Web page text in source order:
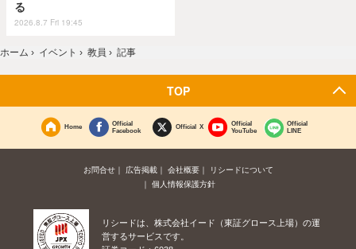
る
2026.8.7 Fri 19:45
ホーム › イベント › 教員 › 記事
TOP
Home
Official
Facebook
Official X
Official
YouTube
Official
LINE
お問合せ 広告掲載 会社概要
リシードについて
個人情報保護方針
リシードは、株式会社イード（東証グロース上場）の運
営するサービスです。